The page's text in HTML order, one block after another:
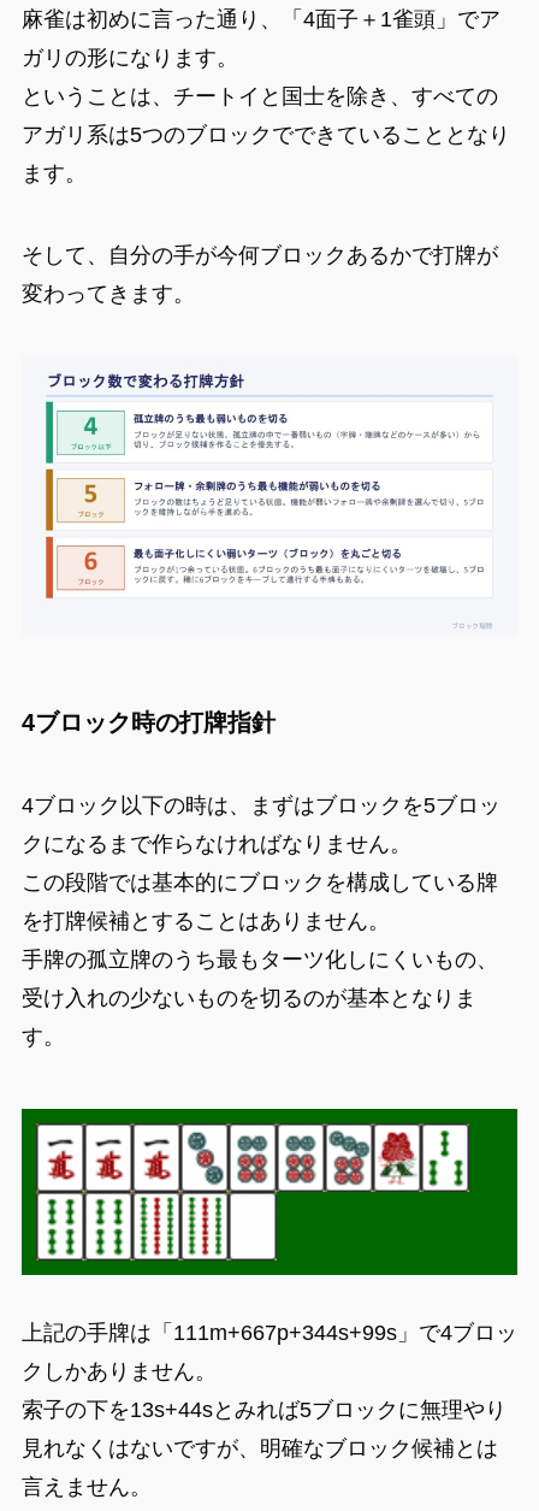
麻雀は初めに言った通り、「4面子＋1雀頭」でア
ガリの形になります。
ということは、チートイと国士を除き、すべての
アガリ系は5つのブロックでできていることとなり
ます。
そして、自分の手が今何ブロックあるかで打牌が
変わってきます。
4ブロック時の打牌指針
4ブロック以下の時は、まずはブロックを5ブロッ
クになるまで作らなければなりません。
この段階では基本的にブロックを構成している牌
を打牌候補とすることはありません。
手牌の孤立牌のうち最もターツ化しにくいもの、
受け入れの少ないものを切るのが基本となりま
す。
上記の手牌は「111m+667p+344s+99s」で4ブロッ
クしかありません。
索子の下を13s+44sとみれば5ブロックに無理やり
見れなくはないですが、明確なブロック候補とは
言えません。